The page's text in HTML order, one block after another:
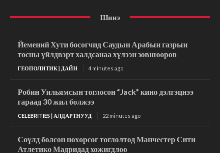
Шинэ
Йемений Хути босогчид Саудын Арабын газрын
тосны үйлдвэрт халдсанаа хүлээн зөвшөөрөв
ГЕОПОЛИТИК | ДАЙН 4 minutes ago
Робин Уильямсын тоглосон “Jack” кино дэлгэцнээ
гараад 30 жил болжээ
CELEBRITIES | АЛДАРТНУУД 22 minutes ago
Сөүлд болсон нөхөрсөг тоглолтод Манчестер Сити
Атлетико Мадридад хожигдлоо